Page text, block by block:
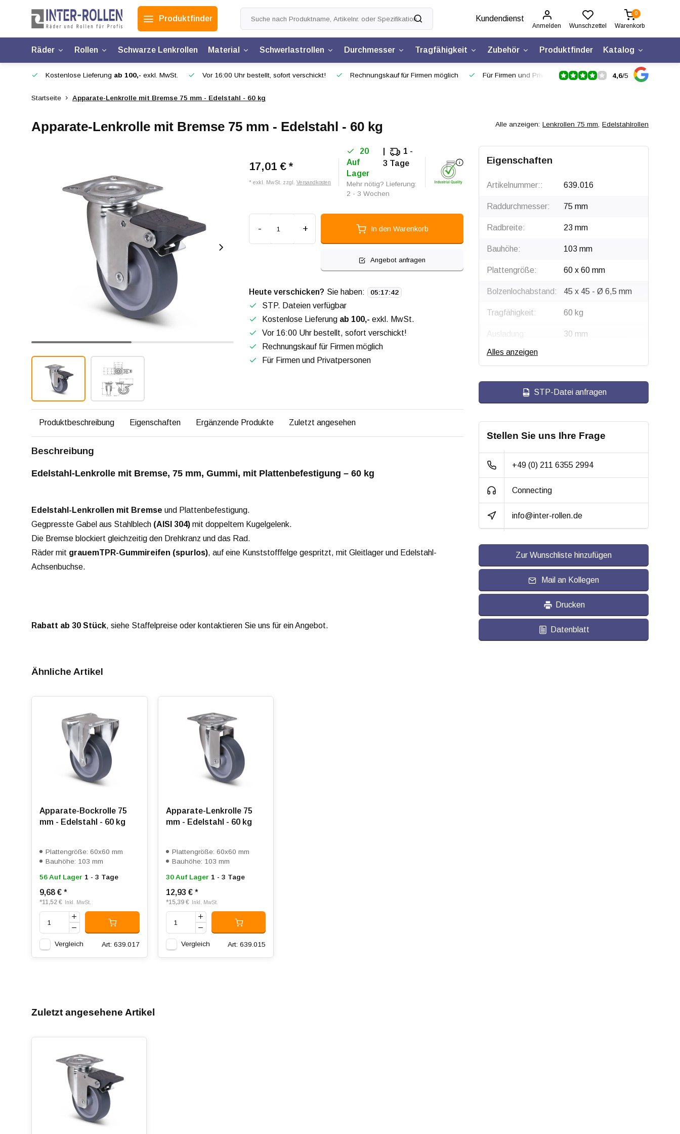
Produktfinder Kundendienst
Anmelden Wunschzettel
0
Warenkorb
Räder Rollen Schwarze Lenkrollen Material Schwerlastrollen Durchmesser Tragfähigkeit Zubehör Produktfinder Katalog
Kostenlose Lieferung ab 100,- exkl. MwSt. Vor 16:00 Uhr bestellt, sofort verschickt! Rechnungskauf für Firmen möglich Für Firmen und Privatpersonen 4,6/5
Startseite Apparate-Lenkrolle mit Bremse 75 mm - Edelstahl - 60 kg
Apparate-Lenkrolle mit Bremse 75 mm - Edelstahl - 60 kg Alle anzeigen: Lenkrollen 75 mm, Edelstahlrollen
17,01 € *
* exkl. MwSt. zzgl. Versandkosten
20
Auf
Lager
1 -
3 Tage
Mehr nötig? Lieferung:
2 - 3 Wochen
- + In den Warenkorb
Angebot anfragen
Heute verschicken? Sie haben: 05:17:41
STP. Dateien verfügbar
Kostenlose Lieferung ab 100,- exkl. MwSt.
Vor 16:00 Uhr bestellt, sofort verschickt!
Rechnungskauf für Firmen möglich
Für Firmen und Privatpersonen
Produktbeschreibung Eigenschaften Ergänzende Produkte Zuletzt angesehen
Beschreibung
Edelstahl-Lenkrolle mit Bremse, 75 mm, Gummi, mit Plattenbefestigung – 60 kg
Edelstahl-Lenkrollen mit Bremse und Plattenbefestigung.
Gegpresste Gabel aus Stahlblech (AISI 304) mit doppeltem Kugelgelenk.
Die Bremse blockiert gleichzeitig den Drehkranz und das Rad.
Räder mit grauemTPR-Gummireifen (spurlos), auf eine Kunststofffelge gespritzt, mit Gleitlager und Edelstahl-
Achsenbuchse.
Rabatt ab 30 Stück, siehe Staffelpreise oder kontaktieren Sie uns für ein Angebot.
Ähnliche Artikel
Apparate-Bockrolle 75
mm - Edelstahl - 60 kg
Plattengröße: 60x60 mm
Bauhöhe: 103 mm
56 Auf Lager 1 - 3 Tage
9,68 € *
*11,52 € Inkl. MwSt.
Vergleich Art: 639.017
Apparate-Lenkrolle 75
mm - Edelstahl - 60 kg
Plattengröße: 60x60 mm
Bauhöhe: 103 mm
30 Auf Lager 1 - 3 Tage
12,93 € *
*15,39 € Inkl. MwSt.
Vergleich Art: 639.015
Eigenschaften
Artikelnummer:: 639.016
Raddurchmesser: 75 mm
Radbreite: 23 mm
Bauhöhe: 103 mm
Plattengröße: 60 x 60 mm
Bolzenlochabstand: 45 x 45 - Ø 6,5 mm
Tragfähigkeit: 60 kg
Ausladung: 30 mm
Radtyp:
Edelstahl AISI 304
gleichzeitig
Radkörper: Kunststoff
Lauffläche:
Thermoplastischer
Gummi, gespritzt
Rollwiderstand: 3
Verschleißfest: 3
3
Passend für:
Glatte bis unebene
Alles anzeigen
STP-Datei anfragen
Stellen Sie uns Ihre Frage
+49 (0) 211 6355 2994
Connecting
info@inter-rollen.de
Zur Wunschliste hinzufügen
Mail an Kollegen
Drucken
Datenblatt
Zuletzt angesehene Artikel